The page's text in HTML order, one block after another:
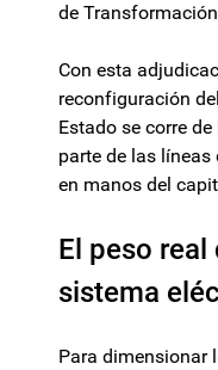
de
Con esta
reconfiguración
Estado se corre
parte de las
en manos del
El peso real
sistema
Para dimensionar